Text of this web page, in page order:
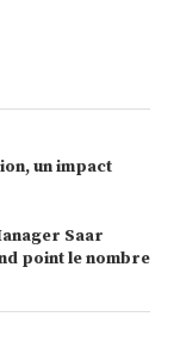
un impact
Saar
point le nombre